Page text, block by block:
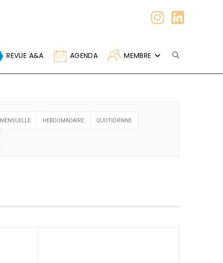
REVUE A&A AGENDA MEMBRE
MENSUELLE HEBDOMADAIRE QUOTIDIENNE